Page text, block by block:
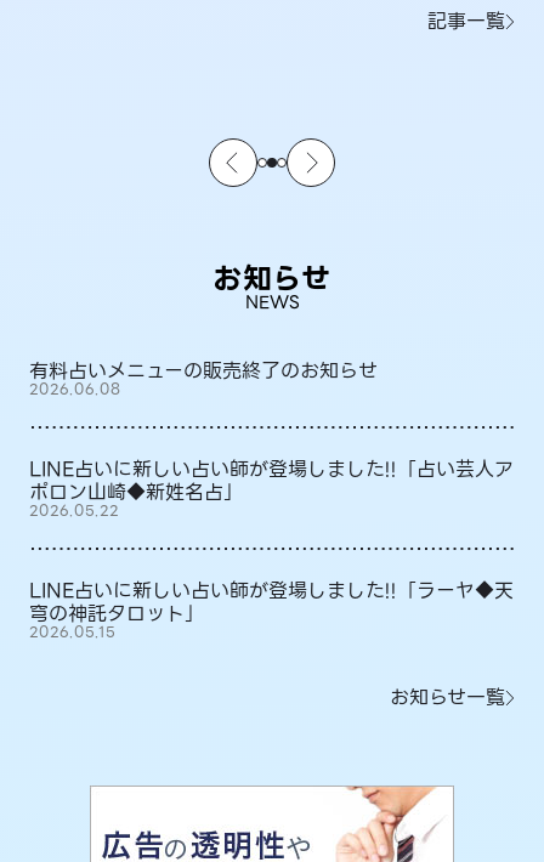
記事一覧
お知らせ
NEWS
有料占いメニューの販売終了のお知らせ
2026.06.08
LINE占いに新しい占い師が登場しました!!「占い芸人ア
ポロン山崎◆新姓名占」
2026.05.22
LINE占いに新しい占い師が登場しました!!「ラーヤ◆天
穹の神託タロット」
2026.05.15
お知らせ一覧